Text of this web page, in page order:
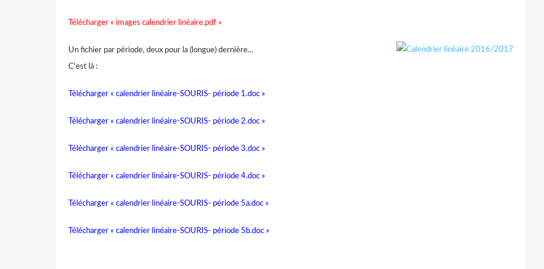
Télécharger « images calendrier linéaire.pdf »
Un fichier par période, deux pour la (longue) dernière...
C'est là :
Télécharger « calendrier linéaire-SOURIS- période 1.doc »
Télécharger « calendrier linéaire-SOURIS- période 2.doc »
Télécharger « calendrier linéaire-SOURIS- période 3.doc »
Télécharger « calendrier linéaire-SOURIS- période 4.doc »
Télécharger « calendrier linéaire-SOURIS- période 5a.doc »
Télécharger « calendrier linéaire-SOURIS- période 5b.doc »